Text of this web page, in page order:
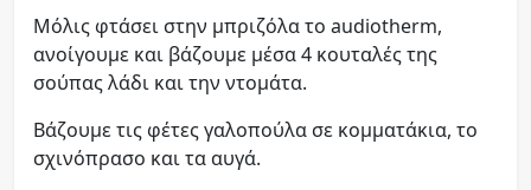
Μόλις φτάσει στην μπριζόλα το audiotherm,
ανοίγουμε και βάζουμε μέσα 4 κουταλές της
σούπας λάδι και την ντομάτα.
Βάζουμε τις φέτες γαλοπούλα σε κομματάκια, το
σχινόπρασο και τα αυγά.